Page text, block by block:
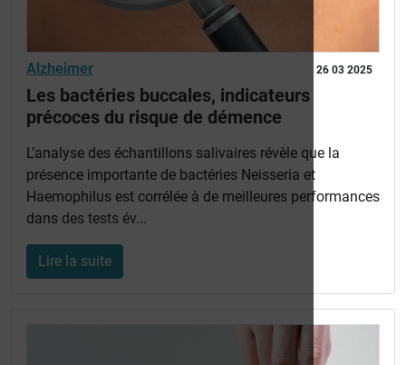
26 03 2025
Alzheimer
Les bactéries buccales, indicateurs
précoces du risque de démence
L’analyse des échantillons salivaires révèle que la
présence importante de bactéries Neisseria et
Haemophilus est corrélée à de meilleures performances
dans des tests év...
Lire la suite